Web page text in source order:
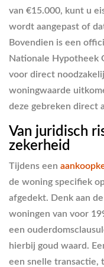
van €15.000, kunt u
wordt aangepast of
Bovendien is een
Nationale Hypotheek
voor direct
woningwaarde
deze gebreken direct
Van juridisch
zekerheid
Tijdens een
de woning specifiek
afgedekt. Denk aan
woningen van voor
een
hierbij goud waard.
een snelle transactie,